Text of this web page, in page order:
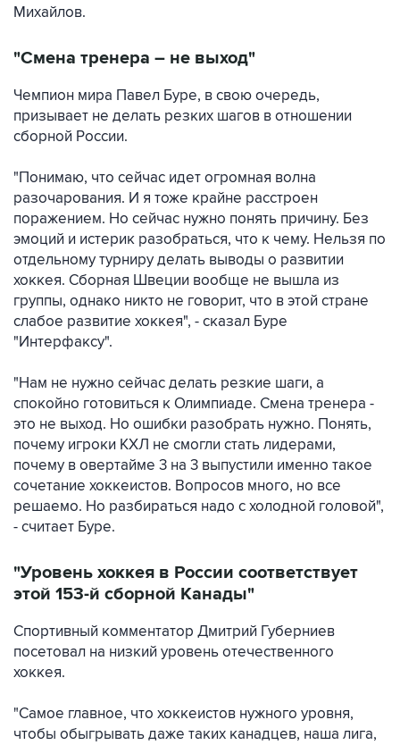
Михайлов.
"Смена тренера – не выход"
Чемпион мира Павел Буре, в свою очередь,
призывает не делать резких шагов в отношении
сборной России.
"Понимаю, что сейчас идет огромная волна
разочарования. И я тоже крайне расстроен
поражением. Но сейчас нужно понять причину. Без
эмоций и истерик разобраться, что к чему. Нельзя по
отдельному турниру делать выводы о развитии
хоккея. Сборная Швеции вообще не вышла из
группы, однако никто не говорит, что в этой стране
слабое развитие хоккея", - сказал Буре
"Интерфаксу".
"Нам не нужно сейчас делать резкие шаги, а
спокойно готовиться к Олимпиаде. Смена тренера -
это не выход. Но ошибки разобрать нужно. Понять,
почему игроки КХЛ не смогли стать лидерами,
почему в овертайме 3 на 3 выпустили именно такое
сочетание хоккеистов. Вопросов много, но все
решаемо. Но разбираться надо с холодной головой",
- считает Буре.
"Уровень хоккея в России соответствует
этой 153-й сборной Канады"
Спортивный комментатор Дмитрий Губерниев
посетовал на низкий уровень отечественного
хоккея.
"Самое главное, что хоккеистов нужного уровня,
чтобы обыгрывать даже таких канадцев, наша лига,